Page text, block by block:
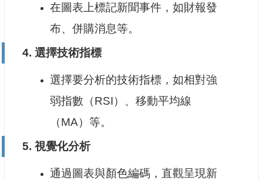
在圖表上標記新聞事件，如財報發
布、併購消息等。
4. 選擇技術指標
選擇要分析的技術指標，如相對強
弱指數（RSI）、移動平均線
（MA）等。
5. 視覺化分析
通過圖表與顏色編碼，直觀呈現新